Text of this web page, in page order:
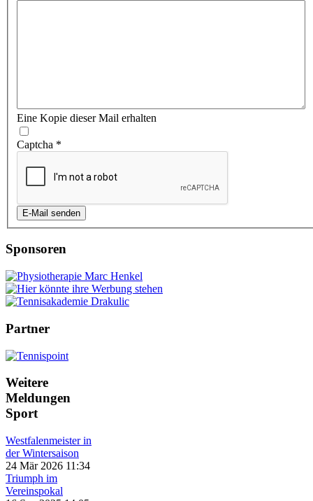
Eine Kopie dieser Mail erhalten
Captcha *
E-Mail senden
Sponsoren
Partner
Weitere
Meldungen
Sport
Westfalenmeister in
der Wintersaison
24 Mär 2026 11:34
Triumph im
Vereinspokal